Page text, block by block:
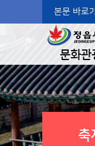
본문 바로
문화관
축